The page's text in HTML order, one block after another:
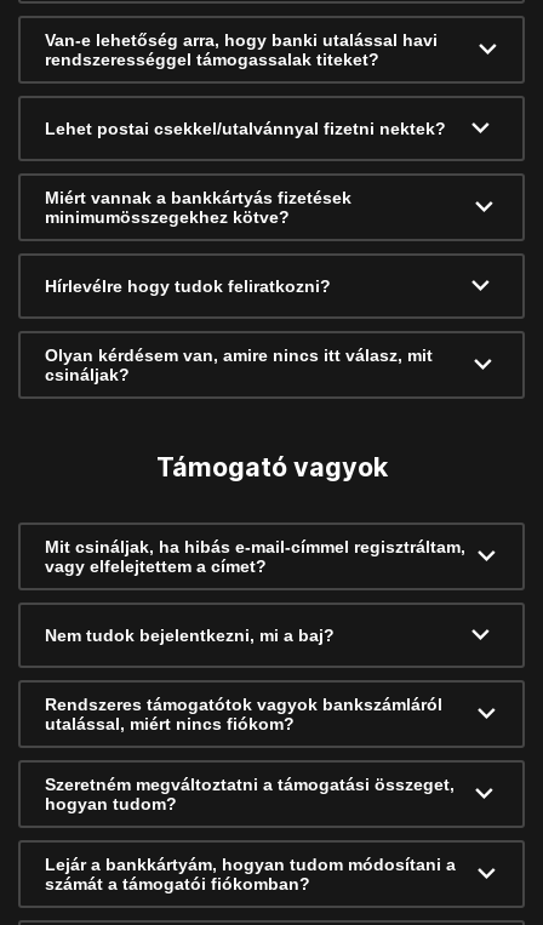
Van-e lehetőség arra, hogy banki utalással havi
rendszerességgel támogassalak titeket?
Lehet postai csekkel/utalvánnyal fizetni nektek?
Miért vannak a bankkártyás fizetések
minimumösszegekhez kötve?
Hírlevélre hogy tudok feliratkozni?
Olyan kérdésem van, amire nincs itt válasz, mit
csináljak?
Támogató vagyok
Mit csináljak, ha hibás e-mail-címmel regisztráltam,
vagy elfelejtettem a címet?
Nem tudok bejelentkezni, mi a baj?
Rendszeres támogatótok vagyok bankszámláról
utalással, miért nincs fiókom?
Szeretném megváltoztatni a támogatási összeget,
hogyan tudom?
Lejár a bankkártyám, hogyan tudom módosítani a
számát a támogatói fiókomban?